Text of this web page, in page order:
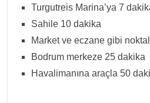
Turgutreis Marina’ya 7
Sahile 10 dakika
Market ve eczane gibi
Bodrum merkeze 25 dakika
Havalimanına araçla 50